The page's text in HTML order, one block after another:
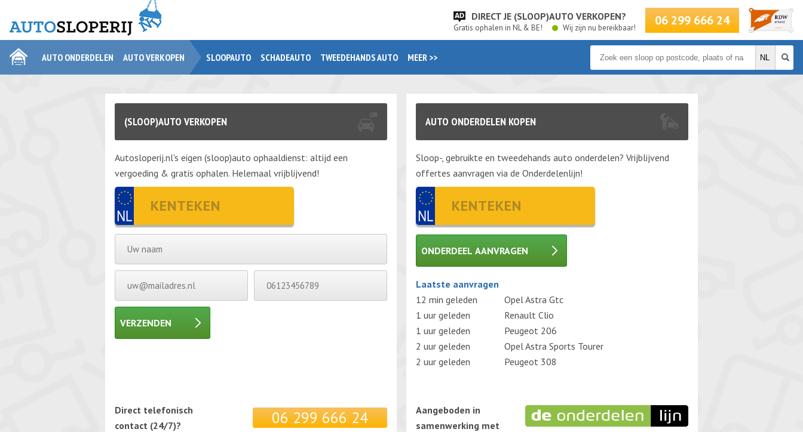
DIRECT JE (SLOOP)AUTO VERKOPEN?
Gratis ophalen in NL & BE! Wij zijn nu bereikbaar! 06 299 666 24
AUTO ONDERDELEN AUTO VERKOPEN SLOOPAUTO SCHADEAUTO TWEEDEHANDS AUTO MEER >>
(SLOOP)AUTO VERKOPEN
Autosloperij.nl's eigen (sloop)auto ophaaldienst: altijd een
vergoeding & gratis ophalen. Helemaal vrijblijvend!
VERZENDEN
Direct telefonisch
contact (24/7)?
06 299 666 24
AUTO ONDERDELEN KOPEN
Sloop-, gebruikte en tweedehands auto onderdelen? Vrijblijvend
offertes aanvragen via de Onderdelenlijn!
ONDERDEEL AANVRAGEN
Gelieve dit veld leeg te laten.
Laatste aanvragen
12 min geleden
Opel Astra Gtc
1 uur geleden
Renault Clio
1 uur geleden
Peugeot 206
2 uur geleden
Opel Astra Sports Tourer
2 uur geleden
Peugeot 308
Aangeboden in
samenwerking met